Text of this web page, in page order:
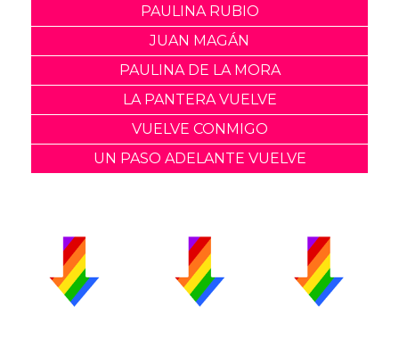
PAULINA RUBIO
JUAN MAGÁN
PAULINA DE LA MORA
LA PANTERA VUELVE
VUELVE CONMIGO
UN PASO ADELANTE VUELVE